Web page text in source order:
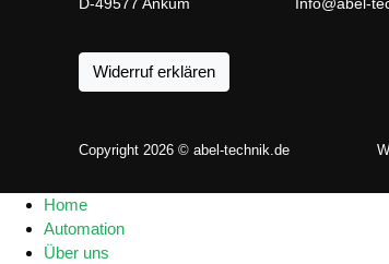
D-49577 Ankum
Widerruf erklären
Info@abel-
Copyright 2026 © abel-technik.de
Home
Automation
Über uns